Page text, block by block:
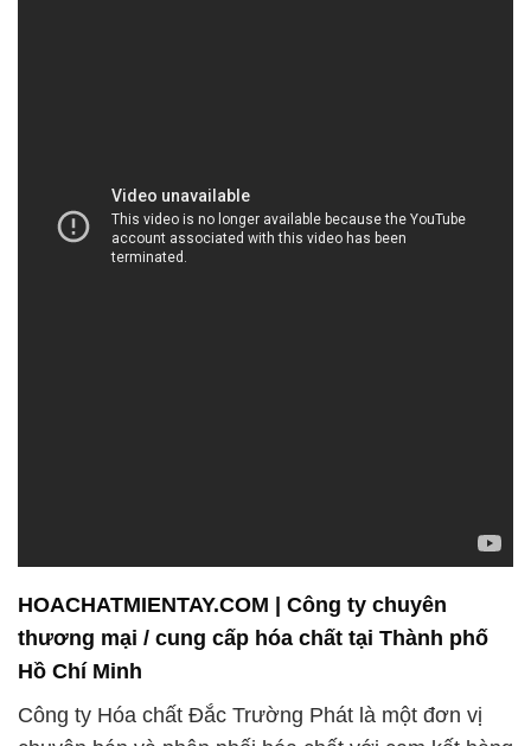
HOACHATMIENTAY.COM | Công ty chuyên
thương mại / cung cấp hóa chất tại Thành phố
Hồ Chí Minh
Công ty Hóa chất Đắc Trường Phát là một đơn vị